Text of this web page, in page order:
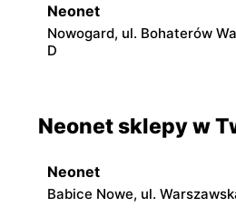
Neonet
Nowogard, ul. Bohaterów
D
Neonet sklepy w
Neonet
Babice Nowe, ul.